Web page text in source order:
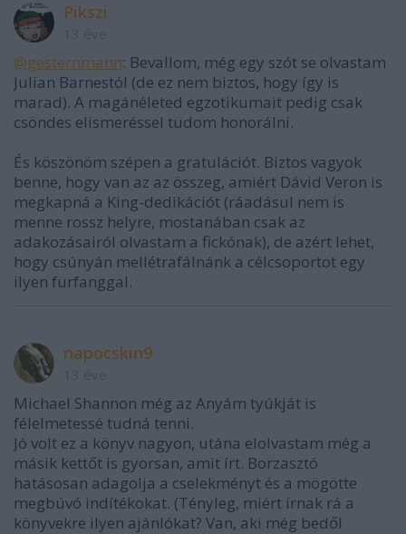
Pikszi
@gesternmann: Bevallom, még egy szót se olvastam
Julian Barnestól (de ez nem biztos, hogy így is
marad). A magánéleted egzotikumait pedig csak
csöndes elismeréssel tudom honorálni.
És köszönöm szépen a gratulációt. Biztos vagyok
benne, hogy van az az összeg, amiért Dávid Veron is
megkapná a King-dedikációt (ráadásul nem is
menne rossz helyre, mostanában csak az
adakozásairól olvastam a fickónak), de azért lehet,
hogy csúnyán mellétrafálnánk a célcsoportot egy
ilyen furfanggal.
napocskin9
Michael Shannon még az Anyám tyúkját is
félelmetessé tudná tenni.
Jó volt ez a könyv nagyon, utána elolvastam még a
másik kettőt is gyorsan, amit írt. Borzasztó
hatásosan adagolja a cselekményt és a mögötte
megbúvó indítékokat. (Tényleg, miért írnak rá a
könyvekre ilyen ajánlókat? Van, aki még bedől